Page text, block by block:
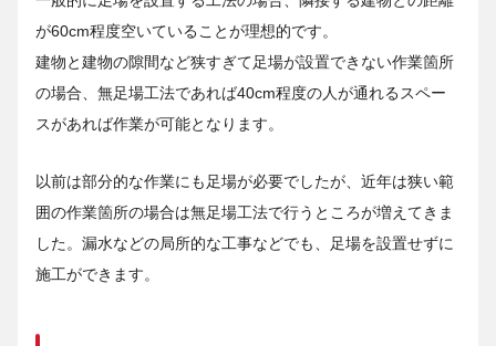
が60cm程度空いていることが理想的です。
建物と建物の隙間など狭すぎて足場が設置できない作業箇所
の場合、無足場工法であれば40cm程度の人が通れるスペー
スがあれば作業が可能となります。
以前は部分的な作業にも足場が必要でしたが、近年は狭い範
囲の作業箇所の場合は無足場工法で行うところが増えてきま
した。漏水などの局所的な工事などでも、足場を設置せずに
施工ができます。